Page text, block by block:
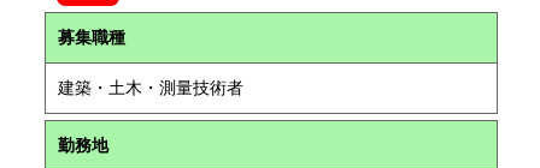
募集職種
建築・土木・測量技術者
勤務地